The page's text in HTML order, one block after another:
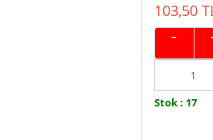
103,50
−
Stok : 17